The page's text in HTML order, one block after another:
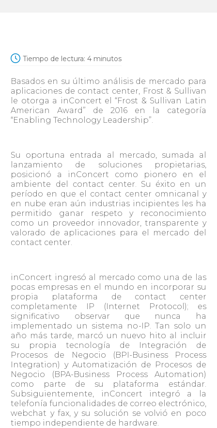
Tiempo de lectura: 4 minutos
Basados en su último análisis de mercado para
aplicaciones de contact center, Frost & Sullivan
le otorga a inConcert el “Frost & Sullivan Latin
American Award” de 2016 en la categoría
“Enabling Technology Leadership”.
Su oportuna entrada al mercado, sumada al
lanzamiento de soluciones propietarias,
posicionó a inConcert como pionero en el
ambiente del contact center. Su éxito en un
período en que el contact center omnicanal y
en nube eran aún industrias incipientes les ha
permitido ganar respeto y reconocimiento
como un proveedor innovador, transparente y
valorado de aplicaciones para el mercado del
contact center.
inConcert ingresó al mercado como una de las
pocas empresas en el mundo en incorporar su
propia plataforma de contact center
completamente IP (Internet Protocol); es
significativo observar que nunca ha
implementado un sistema no-IP. Tan solo un
año más tarde, marcó un nuevo hito al incluir
su propia tecnología de Integración de
Procesos de Negocio (BPI-Business Process
Integration) y Automatización de Procesos de
Negocio (BPA-Business Process Automation)
como parte de su plataforma estándar.
Subsiguientemente, inConcert integró a la
telefonía funcionalidades de correo electrónico,
webchat y fax, y su solución se volvió en poco
tiempo independiente de hardware.